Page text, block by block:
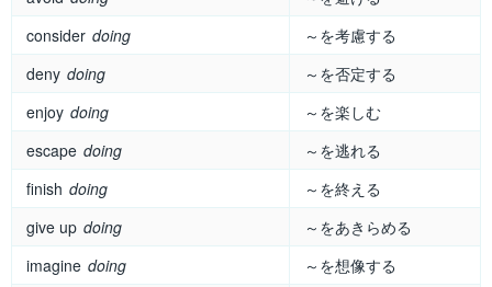
consider doing
～を考慮する
deny doing
～を否定する
enjoy doing
～を楽しむ
escape doing
～を逃れる
finish doing
～を終える
give up doing
～をあきらめる
imagine doing ～を想像する